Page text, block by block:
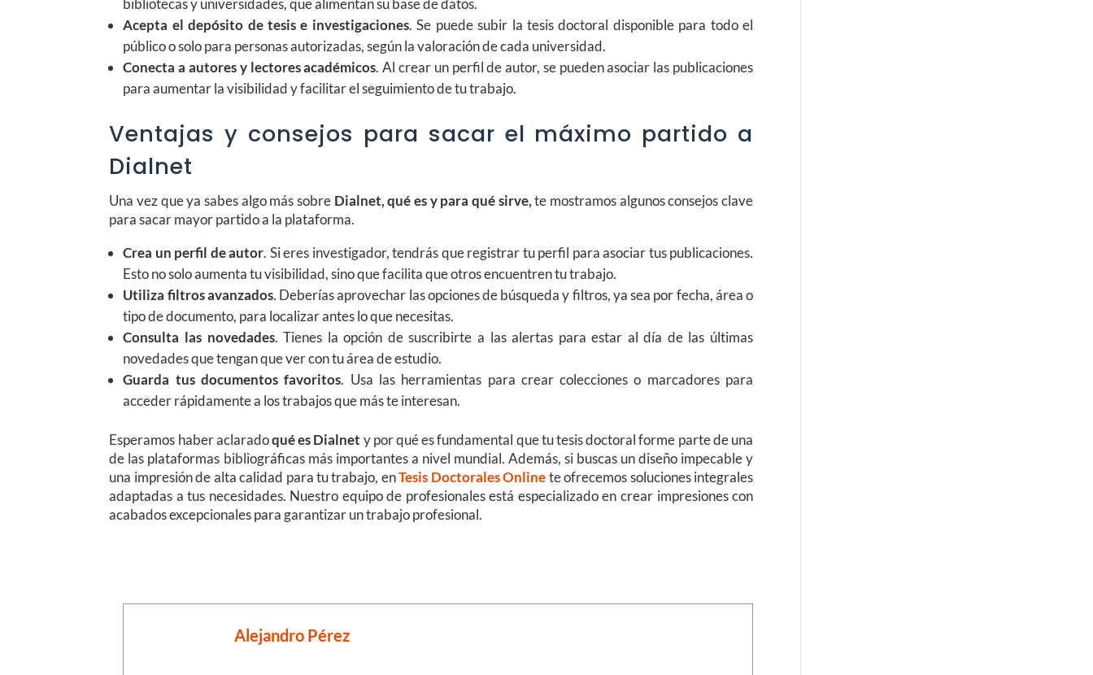
bibliotecas y universidades, que alimentan su base de datos.
Acepta el depósito de tesis e investigaciones. Se puede subir la tesis doctoral disponible para todo el
público o solo para personas autorizadas, según la valoración de cada universidad.
Conecta a autores y lectores académicos. Al crear un perfil de autor, se pueden asociar las publicaciones
para aumentar la visibilidad y facilitar el seguimiento de tu trabajo.
Ventajas y consejos para sacar el máximo partido a
Dialnet
Una vez que ya sabes algo más sobre Dialnet, qué es y para qué sirve,te mostramos algunos consejos clave
para sacar mayor partido a la plataforma.
Crea un perfil de autor. Si eres investigador, tendrás que registrar tu perfil para asociar tus publicaciones.
Esto no solo aumenta tu visibilidad, sino que facilita que otros encuentren tu trabajo.
Utiliza filtros avanzados. Deberías aprovechar las opciones de búsqueda y filtros, ya sea por fecha, área o
tipo de documento, para localizar antes lo que necesitas.
Consulta las novedades. Tienes la opción de suscribirte a las alertas para estar al día de las últimas
novedades que tengan que ver con tu área de estudio.
Guarda tus documentos favoritos. Usa las herramientas para crear colecciones o marcadores para
acceder rápidamente a los trabajos que más te interesan.
Esperamos haber aclaradoqué es Dialnet y por qué es fundamental que tu tesis doctoral forme parte de una
de las plataformas bibliográficas más importantes a nivel mundial. Además, si buscas un diseño impecable y
una impresión de alta calidad para tu trabajo, enTesis Doctorales Onlinete ofrecemos soluciones integrales
adaptadas a tus necesidades. Nuestro equipo de profesionales está especializado en crear impresiones con
acabados excepcionales para garantizar un trabajo profesional.
Alejandro Pérez